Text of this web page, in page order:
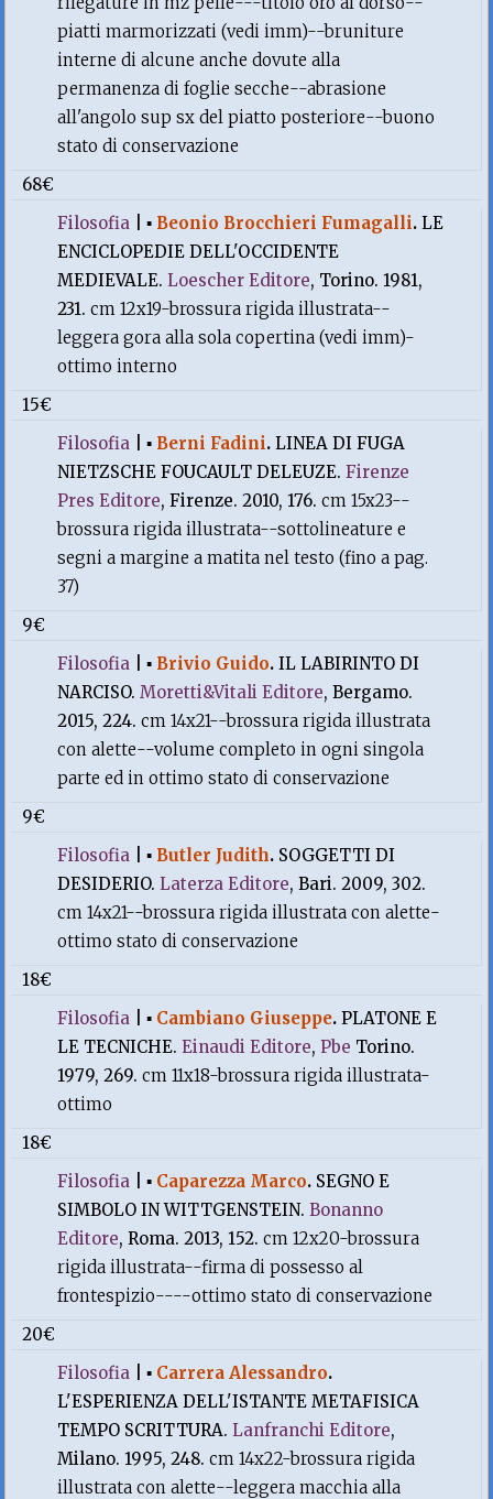
piatti marmorizzati (vedi imm)--bruniture
interne di alcune anche dovute alla
permanenza di foglie secche--abrasione
all'angolo sup sx del piatto posteriore--buono
stato di conservazione
68€
Filosofia |▪ Beonio Brocchieri Fumagalli.LE
ENCICLOPEDIE DELL'OCCIDENTE
MEDIEVALE.Loescher Editore, Torino. 1981,
231.cm 12x19-brossura rigida illustrata--
leggera gora alla sola copertina (vedi imm)-
ottimo interno
15€
Filosofia |▪ Berni Fadini.LINEA DI FUGA
NIETZSCHE FOUCAULT DELEUZE.Firenze
Pres Editore, Firenze. 2010, 176.cm 15x23--
brossura rigida illustrata--sottolineature e
segni a margine a matita nel testo (fino a pag.
37)
9€
Filosofia |▪ Brivio Guido.IL LABIRINTO DI
NARCISO.Moretti&Vitali Editore, Bergamo.
2015, 224.cm 14x21--brossura rigida illustrata
con alette--volume completo in ogni singola
parte ed in ottimo stato di conservazione
9€
Filosofia |▪ Butler Judith. SOGGETTI DI
DESIDERIO.Laterza Editore, Bari. 2009, 302.
cm 14x21--brossura rigida illustrata con alette-
ottimo stato di conservazione
18€
Filosofia |▪ Cambiano Giuseppe.PLATONE E
LE TECNICHE.Einaudi Editore,Pbe Torino.
1979, 269.cm 11x18-brossura rigida illustrata-
ottimo
18€
Filosofia |▪ Caparezza Marco. SEGNO E
SIMBOLO IN WITTGENSTEIN.Bonanno
Editore, Roma. 2013, 152.cm 12x20-brossura
rigida illustrata--firma di possesso al
frontespizio----ottimo stato di conservazione
20€
Filosofia |▪ Carrera Alessandro.
L'ESPERIENZA DELL'ISTANTE METAFISICA
TEMPO SCRITTURA.Lanfranchi Editore,
Milano. 1995, 248.cm 14x22-brossura rigida
illustrata con alette--leggera macchia alla